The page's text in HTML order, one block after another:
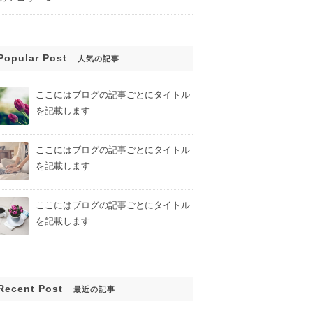
Post 人気の記事
ここにはブログの記事ごとにタイトル
を記載します
ここにはブログの記事ごとにタイトル
を記載します
ここにはブログの記事ごとにタイトル
を記載します
Post 最近の記事